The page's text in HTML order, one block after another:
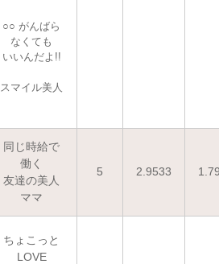
○○ がんばら
なくても
いいんだよ!!
スマイル美人
同じ時給で
働く
友達の美人
ママ
5 2.9533
ちょこっと
LOVE